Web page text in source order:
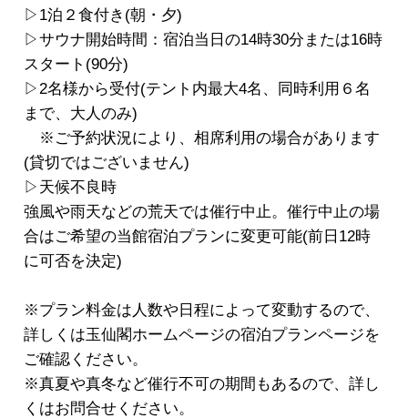
▷1泊２食付き(朝・夕)
▷サウナ開始時間：宿泊当日の14時30分または16時
スタート(90分)
▷2名様から受付(テント内最大4名、同時利用６名
まで、大人のみ)
※ご予約状況により、相席利用の場合があります
(貸切ではございません)
▷天候不良時
強風や雨天などの荒天では催行中止。催行中止の場
合はご希望の当館宿泊プランに変更可能(前日12時
に可否を決定)
※プラン料金は人数や日程によって変動するので、
詳しくは玉仙閣ホームページの宿泊プランページを
ご確認ください。
※真夏や真冬など催行不可の期間もあるので、詳し
くはお問合せください。